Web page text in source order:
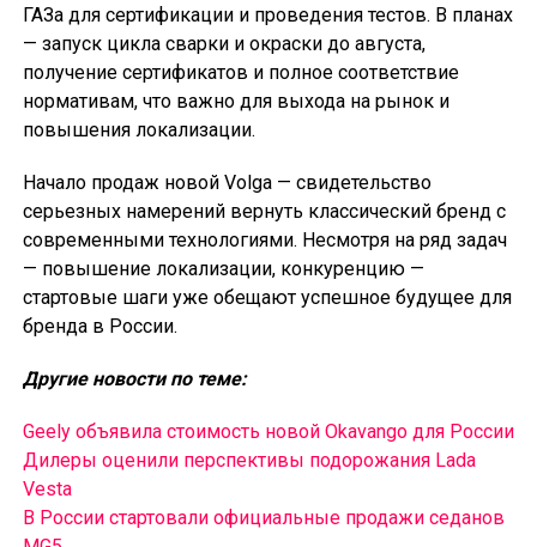
ГАЗа для сертификации и проведения тестов. В планах
— запуск цикла сварки и окраски до августа,
получение сертификатов и полное соответствие
нормативам, что важно для выхода на рынок и
повышения локализации.
Начало продаж новой Volga — свидетельство
серьезных намерений вернуть классический бренд с
современными технологиями. Несмотря на ряд задач
— повышение локализации, конкуренцию —
стартовые шаги уже обещают успешное будущее для
бренда в России.
Другие новости по теме:
Geely объявила стоимость новой Okavango для России
Дилеры оценили перспективы подорожания Lada
Vesta
В России cтартовали официальные продажи седанов